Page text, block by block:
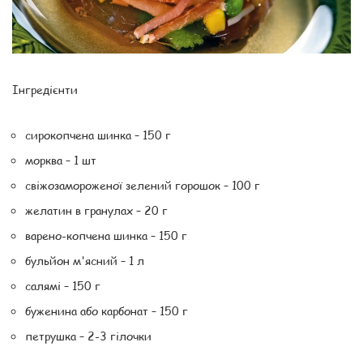
Інгредієнти
сирокопчена шинка – 150 г
морква – 1 шт
свіжозамороженої зелений горошок – 100 г
желатин в гранулах – 20 г
варено-копчена шинка – 150 г
бульйон м'ясний – 1 л
салямі – 150 г
буженина або карбонат – 150 г
петрушка – 2-3 гілочки